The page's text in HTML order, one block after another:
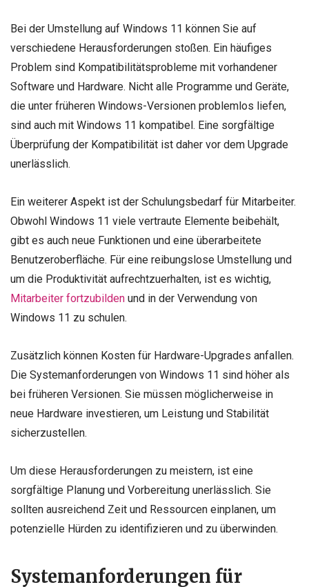
Bei der Umstellung auf Windows 11 können Sie auf
verschiedene Herausforderungen stoßen. Ein häufiges
Problem sind Kompatibilitätsprobleme mit vorhandener
Software und Hardware. Nicht alle Programme und Geräte,
die unter früheren Windows-Versionen problemlos liefen,
sind auch mit Windows 11 kompatibel. Eine sorgfältige
Überprüfung der Kompatibilität ist daher vor dem Upgrade
unerlässlich.
Ein weiterer Aspekt ist der Schulungsbedarf für Mitarbeiter.
Obwohl Windows 11 viele vertraute Elemente beibehält,
gibt es auch neue Funktionen und eine überarbeitete
Benutzeroberfläche. Für eine reibungslose Umstellung und
um die Produktivität aufrechtzuerhalten, ist es wichtig,
Mitarbeiter fortzubilden und in der Verwendung von
Windows 11 zu schulen.
Zusätzlich können Kosten für Hardware-Upgrades anfallen.
Die Systemanforderungen von Windows 11 sind höher als
bei früheren Versionen. Sie müssen möglicherweise in
neue Hardware investieren, um Leistung und Stabilität
sicherzustellen.
Um diese Herausforderungen zu meistern, ist eine
sorgfältige Planung und Vorbereitung unerlässlich. Sie
sollten ausreichend Zeit und Ressourcen einplanen, um
potenzielle Hürden zu identifizieren und zu überwinden.
Systemanforderungen für